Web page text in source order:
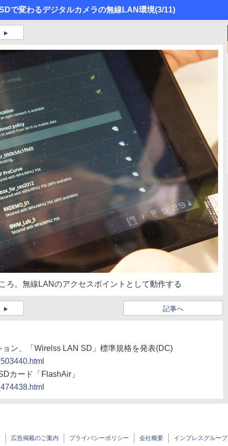
で変わるデジタルカメラの無線LAN環境(3/11)
ろ。無線LANのアクセスポイントとして動作する
記事へ
ン、「Wirelss LAN SD」標準規格を発表(DC)
カード「FlashAir」
広告掲載のご案内 プライバシーポリシー 会社概要 インプレスグループ